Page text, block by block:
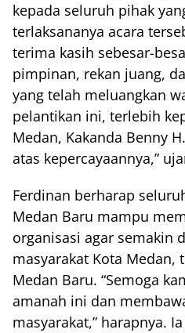
kepada seluruh pihak
terlaksananya acara
terima kasih sebesar-
pimpinan, rekan juang,
yang telah meluangkan
pelantikan ini, terlebih
Medan, Kakanda Benny
atas kepercayaannya,”
Ferdinan berharap
Medan Baru mampu
organisasi agar semakin
masyarakat Kota Medan,
Medan Baru. “Semoga
amanah ini dan
masyarakat,” harapnya.